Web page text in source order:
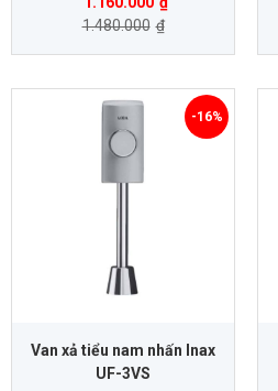
1.480.000 ₫
Van xả tiểu nam nhấn Inax
UF-3VS
-16%